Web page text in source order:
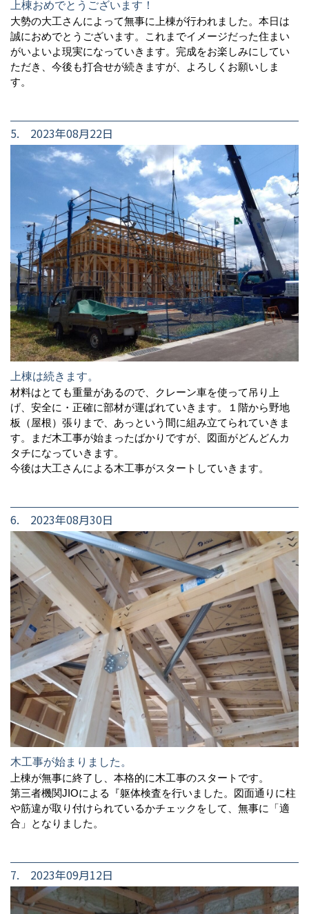
上棟おめでとうございます！
大勢の大工さんによって無事に上棟が行われました。本日は
誠におめでとうございます。これまでイメージだった住まい
がいよいよ現実になっていきます。完成をお楽しみにしてい
ただき、今後も打合せが続きますが、よろしくお願いしま
す。
5. 2023年08月22日
上棟は続きます。
材料はとても重量があるので、クレーン車を使って吊り上
げ、安全に・正確に部材が運ばれていきます。１階から野地
板（屋根）張りまで、あっという間に組み立てられていきま
す。まだ木工事が始まったばかりですが、図面がどんどんカ
タチになっていきます。
今後は大工さんによる木工事がスタートしていきます。
6. 2023年08月30日
木工事が始まりました。
上棟が無事に終了し、本格的に木工事のスタートです。
第三者機関JIOによる『躯体検査を行いました。図面通りに柱
や筋違が取り付けられているかチェックをして、無事に「適
合」となりました。
7. 2023年09月12日